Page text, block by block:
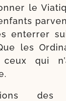
le
enter­rer
les
qui
des